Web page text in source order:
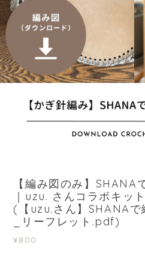
【編み図のみ】SHANA
｜uzu. さんコラボキッ
(【uzu.さん】SHANA
_リーフレット.pdf)
¥800